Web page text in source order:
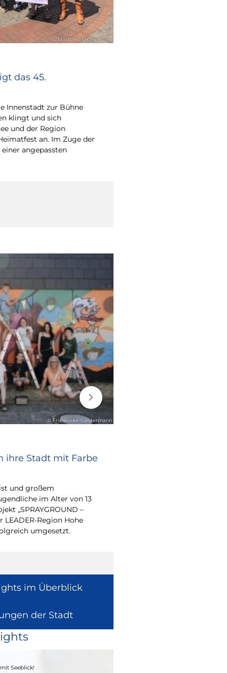
© Stadt Haltern am See
das 45.
Innenstadt zur Bühne
klingt und sich
und der Region
an. Im Zuge der
angepassten
© Friederike Sundermann
ihre Stadt mit Farbe
und großem
im Alter von 13
„SPRAYGROUND –
Region Hohe
umgesetzt.
im Überblick
der Stadt
Seeblick!